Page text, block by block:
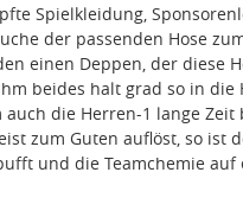
Spielkleidung,
der passenden Hose
einen Deppen, der diese
beides halt grad so in die
auch die Herren-1 lange
zum Guten auflöst, so ist
und die Teamchemie